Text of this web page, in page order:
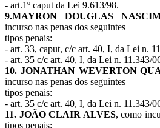
- art.1º caput da Lei 9.613/98.
9.MAYRON DOUGLAS
incurso nas penas dos seguintes
tipos penais:
- art. 33, caput, c/c art. 40, I, da Lei n.
- art. 35 c/c art. 40, I, da Lei n. 11.343/
10. JONATHAN WEVERTON
incurso nas penas dos seguintes
tipos penais:
- art. 35 c/c art. 40, I, da Lei n. 11.343/
11. JOÃO CLAIR ALVES, como
tipos penais: